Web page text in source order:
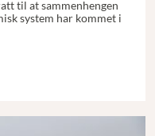
til at sammenhengen
system har kommet i